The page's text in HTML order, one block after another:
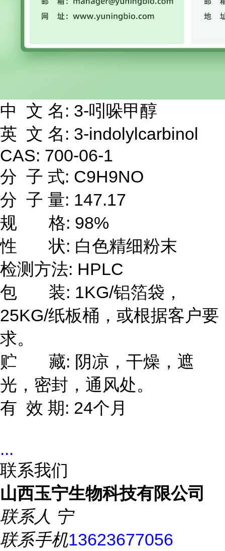
中 文 名: 3-吲哚甲醇
英 文 名: 3-indolylcarbinol
CAS: 700-06-1
分 子 式: C9H9NO
分 子 量: 147.17
规 格: 98%
性 状: 白色精细粉末
检测方法: HPLC
包 装: 1KG/铝箔袋，
25KG/纸板桶，或根据客户要
求。
贮 藏: 阴凉，干燥，遮
光，密封，通风处。
有 效 期: 24个月
...
联系我们
山西玉宁生物科技有限公司
联系人 宁
联系手机13623677056